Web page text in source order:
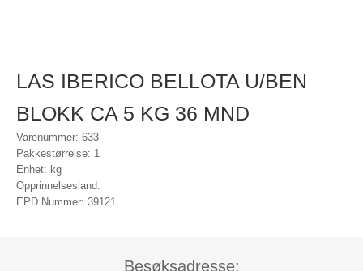
LAS IBERICO BELLOTA U/BEN
BLOKK CA 5 KG 36 MND
Varenummer: 633
Pakkestørrelse: 1
Enhet: kg
Opprinnelsesland:
EPD Nummer: 39121
Besøksadresse: